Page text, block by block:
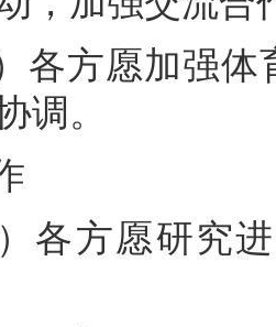
各方愿加强
调。
）各方愿研究